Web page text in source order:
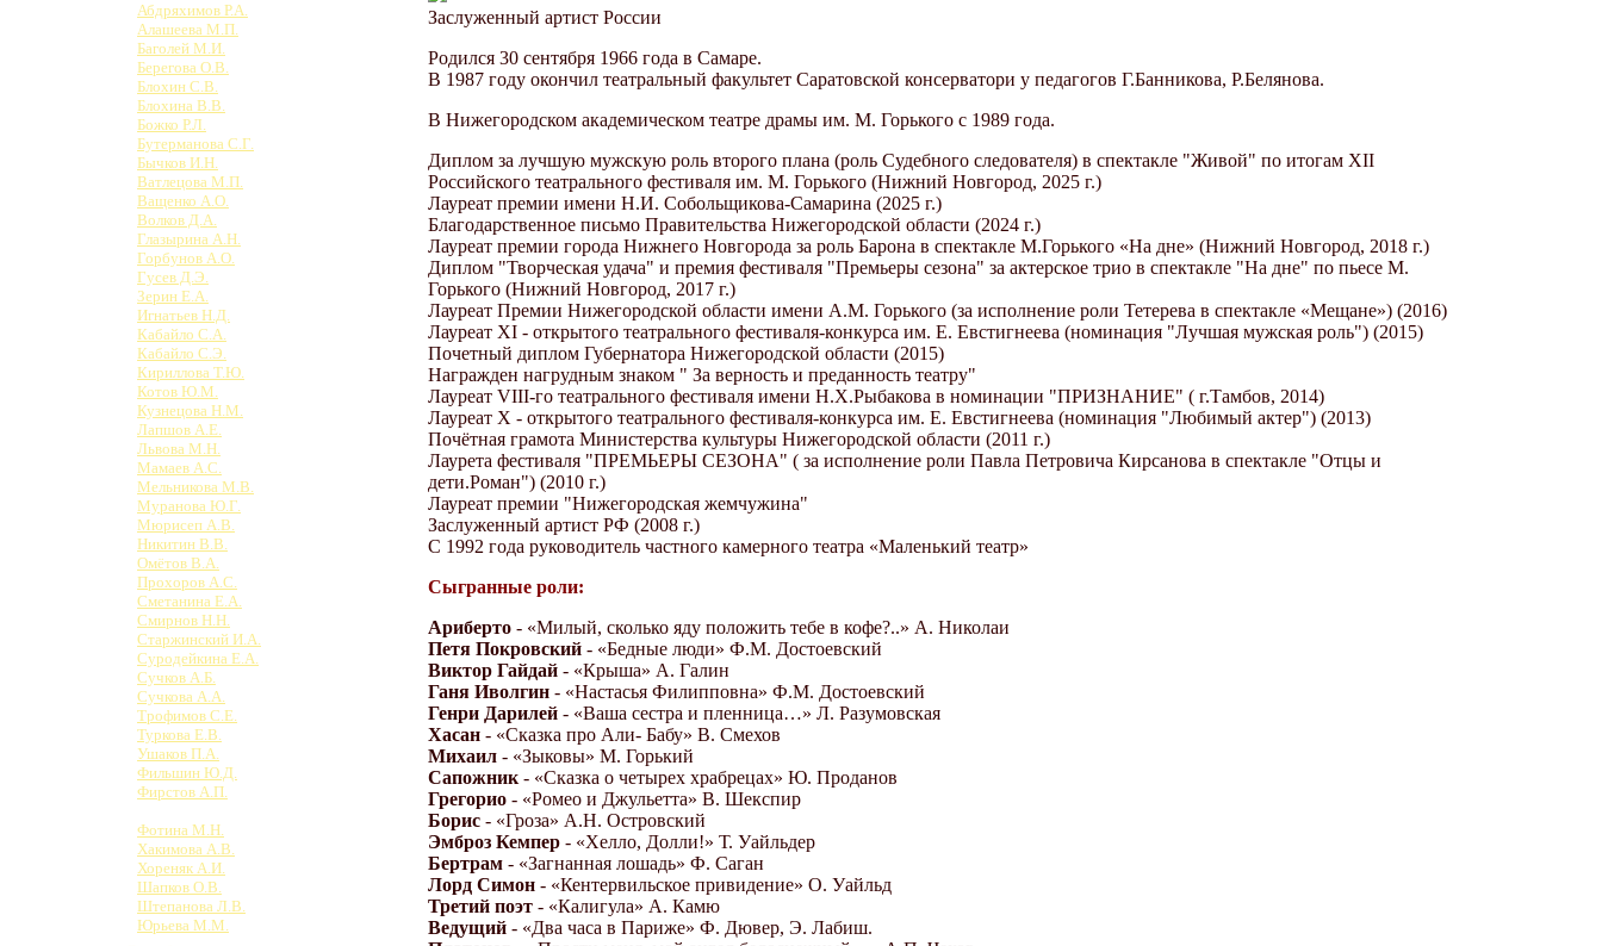
Абдряхимов Р.А.
Алашеева М.П.
Баголей М.И.
Берегова О.В.
Блохин С.В.
Блохина В.В.
Божко Р.Л.
Бутерманова С.Г.
Бычков И.Н.
Ватлецова М.П.
Ващенко А.О.
Волков Д.А.
Глазырина А.Н.
Горбунов А.О.
Гусев Д.Э.
Зерин Е.А.
Игнатьев Н.Д.
Кабайло С.А.
Кабайло С.Э.
Кириллова Т.Ю.
Котов Ю.М.
Кузнецова Н.М.
Лапшов А.Е.
Львова М.Н.
Мамаев А.С.
Мельникова М.В.
Муранова Ю.Г.
Мюрисеп А.В.
Никитин В.В.
Омётов В.А.
Прохоров А.С.
Сметанина Е.А.
Смирнов Н.Н.
Старжинский И.А.
Суродейкина Е.А.
Сучков А.Б.
Сучкова А.А.
Трофимов С.Е.
Туркова Е.В.
Ушаков П.А.
Фильшин Ю.Д.
Фирстов А.П.
Фотина М.Н.
Хакимова А.В.
Хореняк А.И.
Шапков О.В.
Штепанова Л.В.
Юрьева М.М.
Заслуженный артист России
Родился 30 сентября 1966 года в Самаре.
В 1987 году окончил театральный факультет Саратовской консерватори у педагогов Г.Банникова, Р.Белянова.
В Нижегородском академическом театре драмы им. М. Горького с 1989 года.
Диплом за лучшую мужскую роль второго плана (роль Судебного следователя) в спектакле "Живой" по итогам ХII
Российского театрального фестиваля им. М. Горького (Нижний Новгород, 2025 г.)
Лауреат премии имени Н.И. Собольщикова-Самарина (2025 г.)
Благодарственное письмо Правительства Нижегородской области (2024 г.)
Лауреат премии города Нижнего Новгорода за роль Барона в спектакле М.Горького «На дне» (Нижний Новгород, 2018 г.)
Диплом "Творческая удача" и премия фестиваля "Премьеры сезона" за актерское трио в спектакле "На дне" по пьесе М.
Горького (Нижний Новгород, 2017 г.)
Лауреат Премии Нижегородской области имени А.М. Горького (за исполнение роли Тетерева в спектакле «Мещане») (2016)
Лауреат ХI - открытого театрального фестиваля-конкурса им. Е. Евстигнеева (номинация "Лучшая мужская роль") (2015)
Почетный диплом Губернатора Нижегородской области (2015)
Награжден нагрудным знаком " За верность и преданность театру"
Лауреат VIII-го театрального фестиваля имени Н.Х.Рыбакова в номинации "ПРИЗНАНИЕ" ( г.Тамбов, 2014)
Лауреат Х - открытого театрального фестиваля-конкурса им. Е. Евстигнеева (номинация "Любимый актер") (2013)
Почётная грамота Министерства культуры Нижегородской области (2011 г.)
Лаурета фестиваля "ПРЕМЬЕРЫ СЕЗОНА" ( за исполнение роли Павла Петровича Кирсанова в спектакле "Отцы и
дети.Роман") (2010 г.)
Лауреат премии "Нижегородская жемчужина"
Заслуженный артист РФ (2008 г.)
С 1992 года руководитель частного камерного театра «Маленький театр»
Сыгранные роли:
Ариберто - «Милый, сколько яду положить тебе в кофе?..» А. Николаи
Петя Покровский - «Бедные люди» Ф.М. Достоевский
Виктор Гайдай - «Крыша» А. Галин
Ганя Иволгин - «Настасья Филипповна» Ф.М. Достоевский
Генри Дарилей - «Ваша сестра и пленница…» Л. Разумовская
Хасан - «Сказка про Али- Бабу» В. Смехов
Михаил - «Зыковы» М. Горький
Сапожник - «Сказка о четырех храбрецах» Ю. Проданов
Грегорио - «Ромео и Джульетта» В. Шекспир
Борис - «Гроза» А.Н. Островский
Эмброз Кемпер - «Хелло, Долли!» Т. Уайльдер
Бертрам - «Загнанная лошадь» Ф. Саган
Лорд Симон - «Кентервильское привидение» О. Уайльд
Третий поэт - «Калигула» А. Камю
Ведущий - «Два часа в Париже» Ф. Дювер, Э. Лабиш.